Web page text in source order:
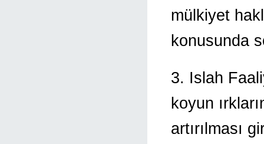
mülkiyet
konusunda
3. Islah
koyun
artırılması